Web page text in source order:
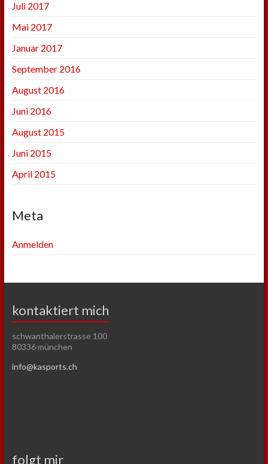
Juli 2017
Mai 2017
Januar 2017
September 2016
August 2016
Juni 2016
August 2015
Juni 2015
April 2015
Meta
Anmelden
kontaktiert mich
schwanthalerstrasse 100
80336 münchen
info@kasports.ch
folgt mir